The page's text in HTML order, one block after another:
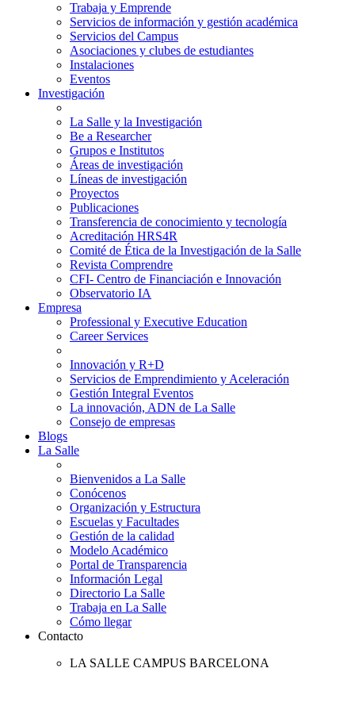
Trabaja y Emprende
Servicios de información y gestión académica
Servicios del Campus
Asociaciones y clubes de estudiantes
Instalaciones
Eventos
Investigación
La Salle y la Investigación
Be a Researcher
Grupos e Institutos
Áreas de investigación
Líneas de investigación
Proyectos
Publicaciones
Transferencia de conocimiento y tecnología
Acreditación HRS4R
Comité de Ética de la Investigación de la Salle
Revista Comprendre
CFI- Centro de Financiación e Innovación
Observatorio IA
Empresa
Professional y Executive Education
Career Services
Innovación y R+D
Servicios de Emprendimiento y Aceleración
Gestión Integral Eventos
La innovación, ADN de La Salle
Consejo de empresas
Blogs
La Salle
Bienvenidos a La Salle
Conócenos
Organización y Estructura
Escuelas y Facultades
Gestión de la calidad
Modelo Académico
Portal de Transparencia
Información Legal
Directorio La Salle
Trabaja en La Salle
Cómo llegar
Contacto
LA SALLE CAMPUS BARCELONA